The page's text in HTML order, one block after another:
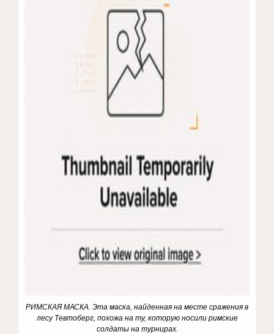
РИМСКАЯ МАСКА. Эта маска, найденная на месте сражения в
лесу Тевтоберг, похожа на ту, которую носили римские
солдаты на турнирах.